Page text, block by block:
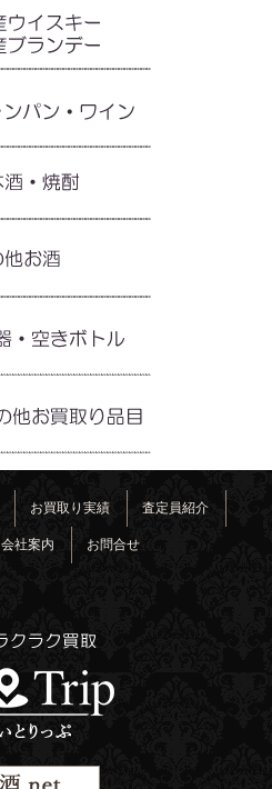
お買取り実績 査定員紹介
会社案内 お問合せ